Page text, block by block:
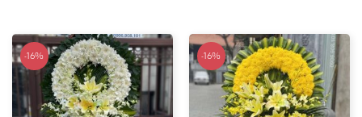
-16% -16%